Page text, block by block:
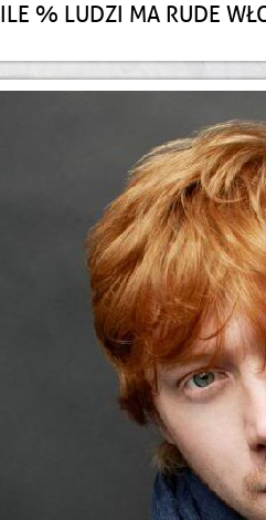
ILE % LUDZI MA RUDE